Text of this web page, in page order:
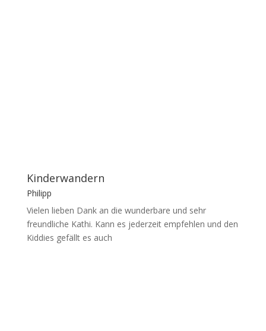
Kinderwandern
Philipp
Vielen lieben Dank an die wunderbare und sehr
freundliche Kathi. Kann es jederzeit empfehlen und den
Kiddies gefällt es auch